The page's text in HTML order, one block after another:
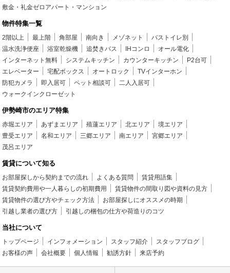
敷金・礼金ゼロアパート・マンション
物件特集一覧
2階以上 最上階 角部屋 南向き メゾネット
バストイレ別
温水洗浄便座
浴室乾燥機 追焚きバス IHコンロ
オール電化
インターネット無料
システムキッチン カウンターキッチン
P2台可
エレベーター
宅配ボックス オートロック
TVインターホン
防犯カメラ
即入居可 ペット相談可
二人入居可
ウォークインクローゼット
伊勢崎市のエリア特集
赤堀エリア あずまエリア 殖蓮エリア 北エリア
境エリア
豊受エリア
名和エリア 三郷エリア 南エリア
宮郷エリア
茂呂エリア
賃貸について知る
お部屋探しから契約までの流れ よくある質問
賃貸用語集
賃貸契約費用や一人暮らしの初期費用
賃貸物件の間取り図や資料の見方
賃貸物件の選び方やチェック方法
お部屋探しにオススメの時期
引越し業者の選び方
引越しの梱包の仕方や荷造りのコツ
当社について
トップページ インフォメーション スタッフ紹介
スタッフブログ
お客様の声
会社概要 個人情報 勧誘方針 来店予約